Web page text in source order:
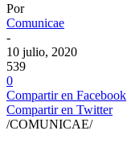
Por
Comunicae
-
10 julio, 2020
539
0
Compartir en Facebook
Compartir en Twitter
/COMUNICAE/